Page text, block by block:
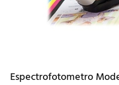
Espectrofotometro